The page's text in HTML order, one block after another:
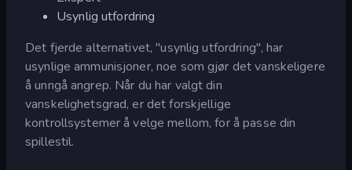
Usynlig utfordring
Det fjerde alternativet, "usynlig utfordring", har
usynlige ammunisjoner, noe som gjør det vanskeligere
å unngå angrep. Når du har valgt din
vanskelighetsgrad, er det forskjellige
kontrollsystemer å velge mellom, for å passe din
spillestil.